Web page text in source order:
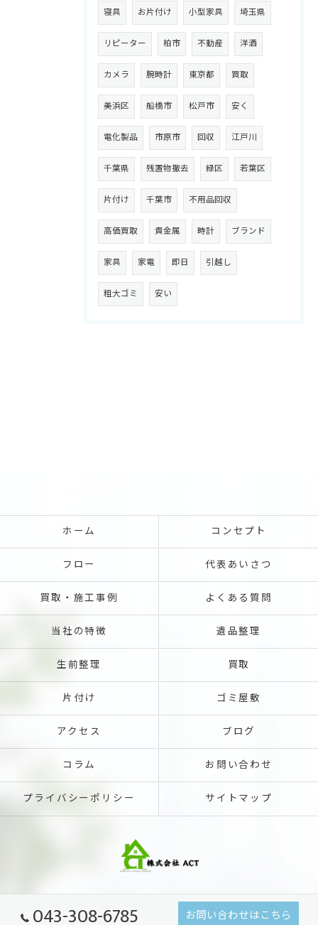
寝具 お片付け 小型家具 埼玉県
リピーター 柏市 不動産 洋酒
カメラ 腕時計 東京都 買取
美浜区 船橋市 松戸市 安く
電化製品 市原市 回収 江戸川
千葉県 残置物撤去 緑区 若葉区
片付け 千葉市 不用品回収
高価買取 貴金属 時計 ブランド
家具 家電 即日 引越し
粗大ゴミ 安い
043-308-6785 お問い合わせはこちら
ホーム コンセプト
フロー 代表あいさつ
買取・施工事例 よくある質問
当社の特徴 遺品整理
生前整理 買取
片付け ゴミ屋敷
アクセス ブログ
コラム お問い合わせ
プライバシーポリシー サイトマップ